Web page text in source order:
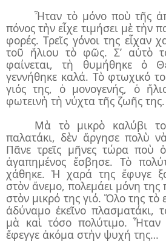
Ἦταν τὸ μόνο ποὺ τῆς
πόνος τὴν εἶχε τιμήσει μὲ τὴν
φορές. Τρεῖς γόνοι της εἶχαν
τοῦ ἥλιου τὸ φῶς. Σ’ αὐτὸ
φαίνεται, τὴ θυμήθηκε ὁ
γεννήθηκε καλά. Τὸ φτωχικό
γιός της, ὁ μονογενής, ὁ
φωτεινὴ τὴ νύχτα τῆς ζωῆς της.
Μὰ τὸ μικρὸ καλύβι
παλατάκι, δὲν ἄργησε πολὺ νὰ
Πᾶνε τρεῖς μῆνες τώρα ποὺ
ἀγαπημένος ἔσβησε. Τὸ
χάθηκε. Ἡ χαρά της ἔφυγε
στὸν ἄνεμο, πολεμάει μόνη
στὸν μικρό της γιό. Ὅλο της τὸ
ἀδύναμο ἐκεῖνο πλασματάκι,
μὰ καὶ τόσο πολύτιμο.
ἔφεγγε ἀκόμα στὴν ψυχή της…